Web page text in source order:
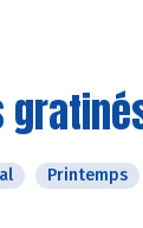
Printemps